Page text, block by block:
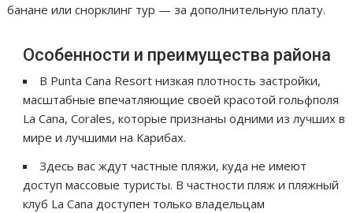
банане или снорклинг тур — за дополнительную плату.
Особенности и преимущества района
В Punta Cana Resort низкая плотность застройки,
масштабные впечатляющие своей красотой гольфполя
La Cana, Corales, которые признаны одними из лучших в
мире и лучшими на Карибах.
Здесь вас ждут частные пляжи, куда не имеют
доступ массовые туристы. В частности пляж и пляжный
клуб La Cana доступен только владельцам